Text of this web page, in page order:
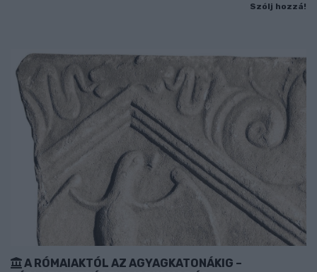
Szólj hozzá!
A RÓMAIAKTÓL AZ AGYAGKATONÁKIG –